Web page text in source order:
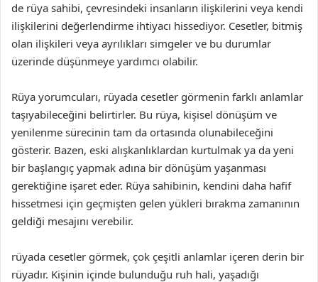
de rüya sahibi, çevresindeki insanların ilişkilerini veya kendi
ilişkilerini değerlendirme ihtiyacı hissediyor. Cesetler, bitmiş
olan ilişkileri veya ayrılıkları simgeler ve bu durumlar
üzerinde düşünmeye yardımcı olabilir.
Rüya yorumcuları, rüyada cesetler görmenin farklı anlamlar
taşıyabileceğini belirtirler. Bu rüya, kişisel dönüşüm ve
yenilenme sürecinin tam da ortasında olunabileceğini
gösterir. Bazen, eski alışkanlıklardan kurtulmak ya da yeni
bir başlangıç yapmak adına bir dönüşüm yaşanması
gerektiğine işaret eder. Rüya sahibinin, kendini daha hafif
hissetmesi için geçmişten gelen yükleri bırakma zamanının
geldiği mesajını verebilir.
rüyada cesetler görmek, çok çeşitli anlamlar içeren derin bir
rüyadır. Kişinin içinde bulunduğu ruh hali, yaşadığı